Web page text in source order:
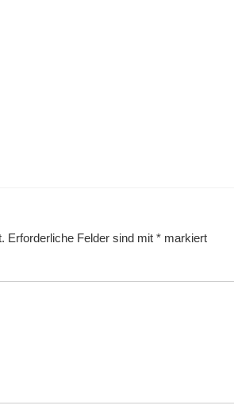
Erforderliche Felder sind mit * markiert